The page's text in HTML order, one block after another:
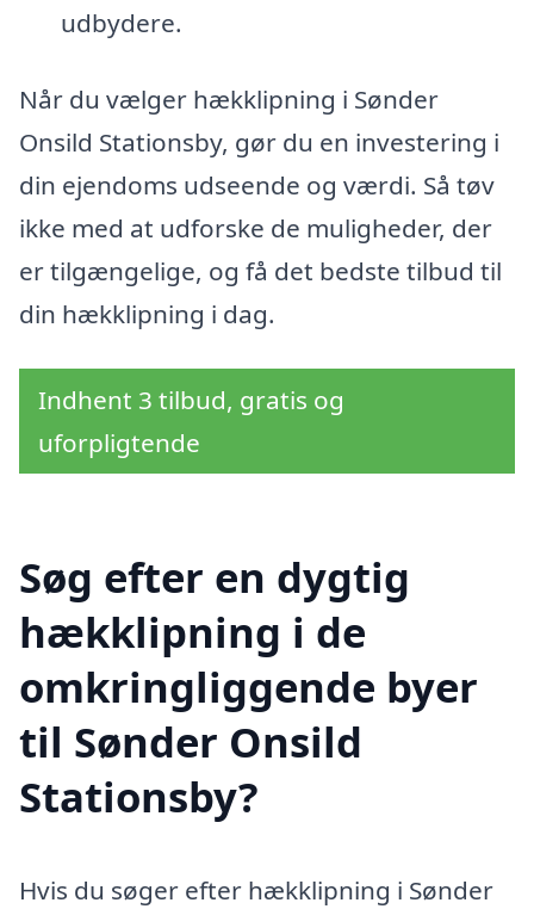
udbydere.
Når du vælger hækklipning i Sønder
Onsild Stationsby, gør du en investering i
din ejendoms udseende og værdi. Så tøv
ikke med at udforske de muligheder, der
er tilgængelige, og få det bedste tilbud til
din hækklipning i dag.
Indhent 3 tilbud, gratis og
uforpligtende
Søg efter en dygtig
hækklipning i de
omkringliggende byer
til Sønder Onsild
Stationsby?
Hvis du søger efter hækklipning i Sønder